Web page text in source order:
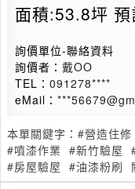
面積:53.8坪
詢價單位-聯絡資料
詢價者： 戴OO
TEL： 091278****
eMail：
本單關鍵字： #營造住修
#噴漆作業 #新竹驗屋
#房屋驗屋 #油漆粉刷